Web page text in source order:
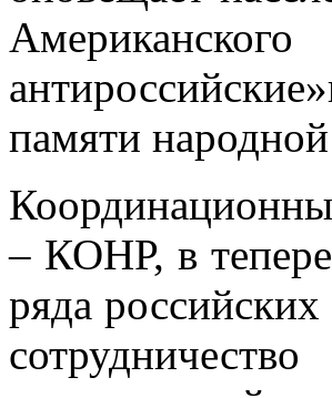
памяти
– КОНР, в
ряда